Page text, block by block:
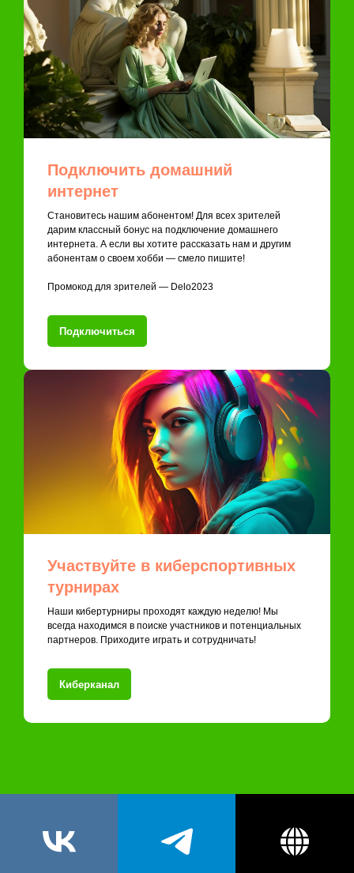
Подключить домашний
интернет
Становитесь нашим абонентом! Для всех зрителей
дарим классный бонус на подключение домашнего
интернета. А если вы хотите рассказать нам и другим
абонентам о своем хобби — смело пишите!
Промокод для зрителей — Delo2023
Подключиться
Участвуйте в киберспортивных
турнирах
Наши кибертурниры проходят каждую неделю! Мы
всегда находимся в поиске участников и потенциальных
партнеров. Приходите играть и сотрудничать!
Киберканал